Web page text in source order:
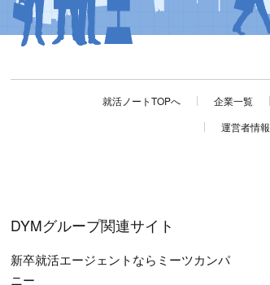
就活ノートTOPへ 企業一覧
運営者情報
DYMグループ関連サイト
新卒就活エージェントならミーツカンパ
ニー